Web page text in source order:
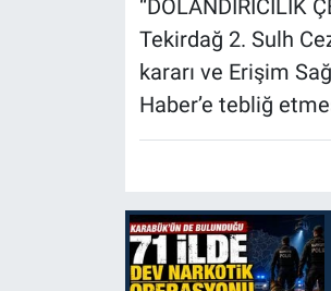
“DOLANDIRICILIK
Tekirdağ 2. Sulh
kararı ve Erişim
Haber’e tebliğ